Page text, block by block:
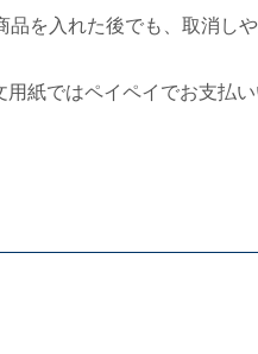
を入れた後でも、取消し
紙ではペイペイでお支払い